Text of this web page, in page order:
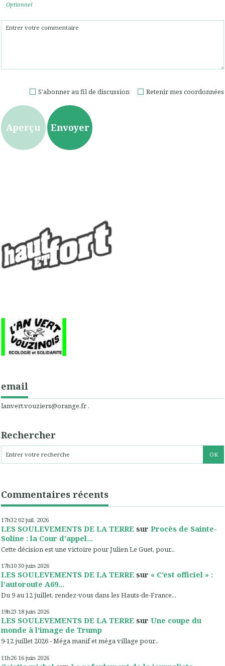
Optionnel
Retenir mes coordonnées
S'abonner au fil de discussion
email
lanvert.vouziers@orange.fr .
Rechercher
Commentaires récents
17h32 02 juil. 2026
LES SOULEVEMENTS DE LA TERRE sur Procès de Sainte-
Soline : la Cour d'appel...
Cette décision est une victoire pour Julien Le Guet, pour...
17h10 30 juin 2026
LES SOULEVEMENTS DE LA TERRE sur « C’est officiel » :
l’autoroute A69...
Du 9 au 12 juillet, rendez-vous dans les Hauts-de-France...
19h23 18 juin 2026
LES SOULEVEMENTS DE LA TERRE sur Une coupe du
monde à l’image de Trump
9-12 juillet 2026 - Méga manif et méga village pour...
11h26 16 juin 2026